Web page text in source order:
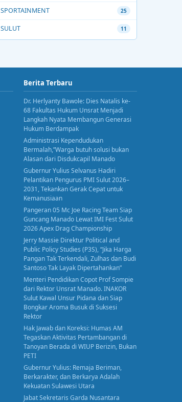
SPORTAINMENT 25
SULUT 11
Berita Terbaru
Dr. Herlyanty Bawole: Dies Natalis ke-
68 Fakultas Hukum Unsrat Menjadi
Langkah Nyata Membangun Generasi
Hukum Berdampak
Administrasi Kependudukan
Bermalah,”Warga butuh solusi bukan
Alasan dari Disdukcapil Manado
Gubernur Yulius Selvanus Hadiri
Pelantikan Pengurus PMI Sulut 2026–
2031, Tekankan Gerak Cepat untuk
Kemanusiaan
Pangeran 05 Mc Joe Racing Team Siap
Guncang Manado Lewat IMI Fest Sulut
2026 Apex Drag Championship
Jerry Massie Direktur Political and
Public Policy Studies (P3S), “Jika Harga
Pangan Tak Terkendali, Zulhas dan Budi
Santoso Tak Layak Dipertahankan”
Menteri Pendidikan Copot Prof Sompie
dari Rektor Unsrat Manado. INAKOR
Sulut Kawal Unsur Pidana dan Siap
Bongkar Aroma Busuk di Suksesi
Rektor
Hak Jawab dan Koreksi: Humas AM
Tegaskan Aktivitas Pertambangan di
Tanoyan Berada di WIUP Berizin, Bukan
PETI
Gubernur Yulius: Remaja Beriman,
Berkarakter, dan Berkarya Adalah
Kekuatan Sulawesi Utara
Jabat Sekretaris Garda Nusantara